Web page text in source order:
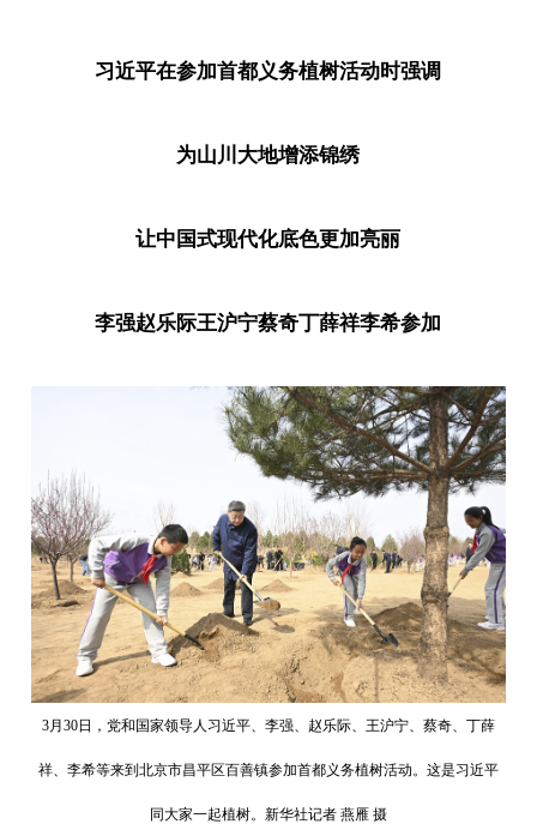
习近平在参加首都义务植树活动时强调
为山川大地增添锦绣
让中国式现代化底色更加亮丽
李强赵乐际王沪宁蔡奇丁薛祥李希参加
3月30日，党和国家领导人习近平、李强、赵乐际、王沪宁、蔡奇、丁薛
祥、李希等来到北京市昌平区百善镇参加首都义务植树活动。这是习近平
同大家一起植树。新华社记者 燕雁 摄